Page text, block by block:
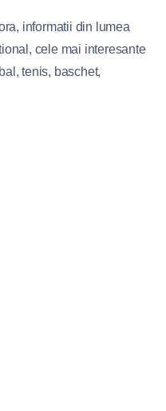
informatii din lumea
cele mai interesante
tenis, baschet,